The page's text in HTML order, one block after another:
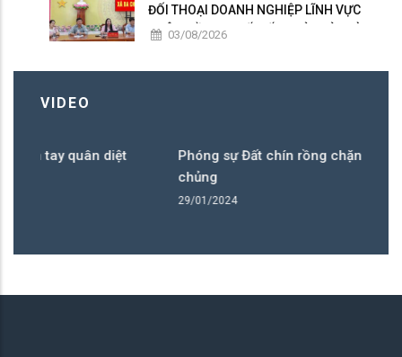
ĐỐI THOẠI DOANH NGHIỆP LĨNH VỰC
NUÔI TRỒNG, CHẾ BIẾN THỦY SẢN VÀ
03/08/2026
VIDEO
quân diệt
Phóng sự Đất chín rồng chặn bàn tay quân